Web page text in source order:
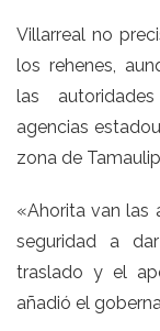
Villarreal no
los rehenes,
las
agencias
zona de
«Ahorita van las
seguridad a
traslado y el
añadió el